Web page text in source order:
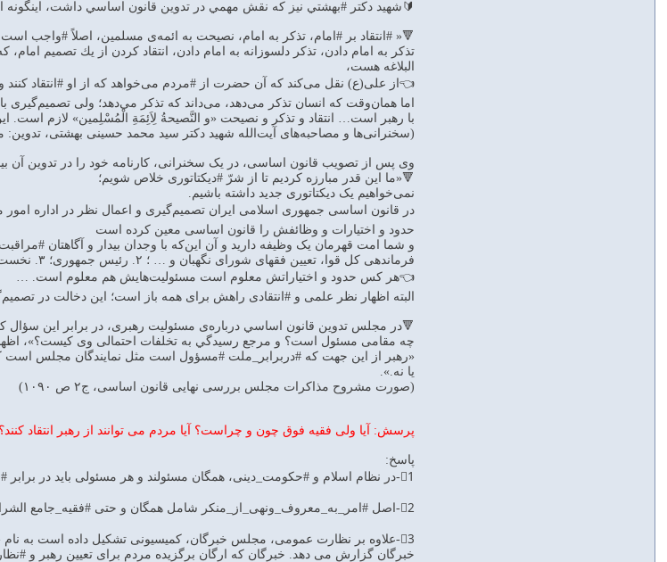
🔰شهيد دكتر #بهشتي نيز كه نقش مهمي در تدوين قانون اساسي داشت، اينگونه
🔻« #انتقاد بر #امام، تذكر به امام، نصيحت به ائمه‌ی مسلمين، اصلاً #واجب
تذكر به امام دادن، تذكر دلسوزانه به امام دادن، انتقاد كردن از يك تصميم
‌البلاغه هست،
👈از على (ع) نقل مى‏‌كند كه آن حضرت از #مردم مى‌‏خواهد كه از او #انتقاد كنند و
اما همان‌وقت كه انسان تذكر مى‌‏دهد، مى‌‏داند كه تذكر مى‌‏دهد؛ ولى
با رهبر است… انتقاد و تذكر و نصيحت «و النَّصيحةُ لِاَئِمَةِ الْمُسْلِمین» لازم است.
( ‏سخنرانی‌ها و مصاحبه‌های آیت‌الله شهید دکتر سید محمد حسینی بهشتی، تدوین:
وی پس از تصویب قانون اساسی، در یک سخنرانی، کارنامه خود را در تدوین آن
🔻«ما این قدر مبارزه کردیم تا از شرّ #دیکتاتوری خلاص شویم؛
نمی‌خواهیم یک دیکتاتوری جدید داشته باشیم.
در قانون اساسی جمهوری اسلامی ایران تصمیم‌گیری و اعمال نظر در اداره
حدود و اختیارات و وظائفش را قانون اساسی معین کرده است
فرماندهی کل قوا، تعیین فقهای شورای نگهبان و … ؛ ۲. رئیس جمهوری؛ ۳. نخست وزیر و وزرا به عنوان هیئت دولت؛ ۴. مجلس شورای ملی؛ ۵. شورای عالی قضایی.
👈هر کس حدود و اختیاراتش معلوم است مسئولیت‌هایش هم معلوم است. …
البته اظهار نظر علمی و #انتقادی راهش برای همه باز است؛ این دخالت در
🔻در مجلس تدوين قانون اساسي درباره‌ی مسئولیت رهبری، در برابر اين سؤال
چه مقامی مسئول است؟ و مرجع رسيدگي به تخلفات احتمالی وی كيست؟»،
«رهبر از اين جهت كه #دربرابر_ملت #مسؤول است مثل نمايندگان مجلس است
يا نه.». ‏
(صورت مشروح مذاکرات مجلس بررسی نهایی قانون اساسی، ج۲ ص ۱۰۹۰)
پرسش: آیا ولی فقیه فوق چون و چراست؟ آیا مردم می توانند از رهبر انتقاد کنند؟
پاسخ:
1⃣-در نظام اسلام و #حکومت_دینی، همگان مسئولند و هر مسئولی باید در برابر #قانون #جوابگو باشد.
2⃣-اصل #امر_به_معروف_ونهی_از_منکر شامل همگان و حتی #فقیه_جامع الشرایط رهبری نیز می شود.
3⃣-علاوه بر نظارت عمومی، مجلس خبرگان، کمیسیونی تشکیل داده است به
خبرگان گزارش می دهد. خبرگان که ارگان برگزیده مردم برای تعیین رهبر و